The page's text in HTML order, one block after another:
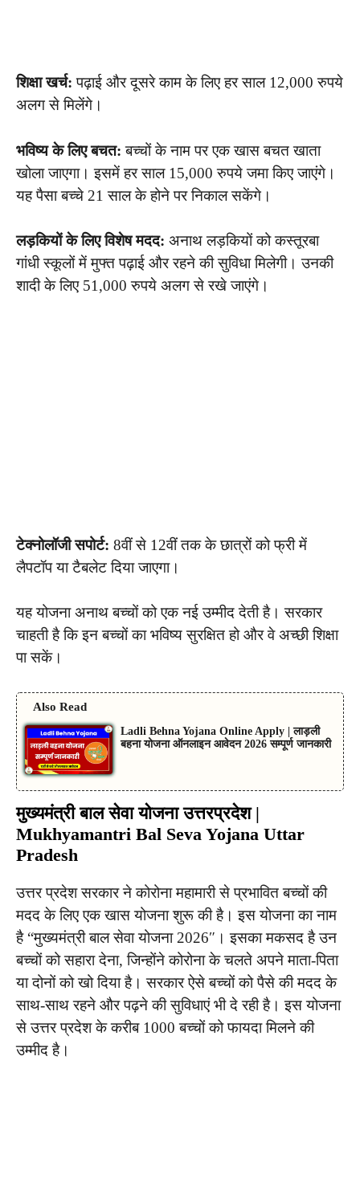
शिक्षा खर्च: पढ़ाई और दूसरे काम के लिए हर साल 12,000 रुपये
अलग से मिलेंगे।
भविष्य के लिए बचत: बच्चों के नाम पर एक खास बचत खाता
खोला जाएगा। इसमें हर साल 15,000 रुपये जमा किए जाएंगे।
यह पैसा बच्चे 21 साल के होने पर निकाल सकेंगे।
लड़कियों के लिए विशेष मदद: अनाथ लड़कियों को कस्तूरबा
गांधी स्कूलों में मुफ्त पढ़ाई और रहने की सुविधा मिलेगी। उनकी
शादी के लिए 51,000 रुपये अलग से रखे जाएंगे।
टेक्नोलॉजी सपोर्ट: 8वीं से 12वीं तक के छात्रों को फ्री में
लैपटॉप या टैबलेट दिया जाएगा।
यह योजना अनाथ बच्चों को एक नई उम्मीद देती है। सरकार
चाहती है कि इन बच्चों का भविष्य सुरक्षित हो और वे अच्छी शिक्षा
पा सकें।
Also Read
Ladli Behna Yojana Online Apply | लाड़ली
बहना योजना ऑनलाइन आवेदन 2026 सम्पूर्ण जानकारी
मुख्यमंत्री बाल सेवा योजना उत्तरप्रदेश |
Mukhyamantri Bal Seva Yojana Uttar
Pradesh
उत्तर प्रदेश सरकार ने कोरोना महामारी से प्रभावित बच्चों की
मदद के लिए एक खास योजना शुरू की है। इस योजना का नाम
है “मुख्यमंत्री बाल सेवा योजना 2026″। इसका मकसद है उन
बच्चों को सहारा देना, जिन्होंने कोरोना के चलते अपने माता-पिता
या दोनों को खो दिया है। सरकार ऐसे बच्चों को पैसे की मदद के
साथ-साथ रहने और पढ़ने की सुविधाएं भी दे रही है। इस योजना
से उत्तर प्रदेश के करीब 1000 बच्चों को फायदा मिलने की
उम्मीद है।